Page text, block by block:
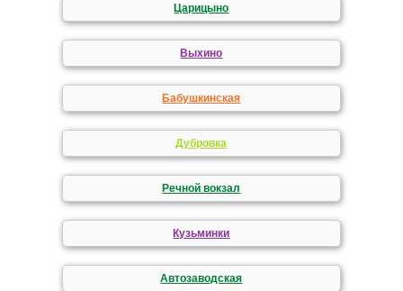
Царицыно
Выхино
Бабушкинская
Дубровка
Речной вокзал
Кузьминки
Автозаводская